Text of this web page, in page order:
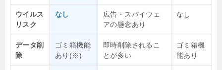
ウイルス
リスク
なし
広告・スパイウェ
アの懸念あり
なし
データ削
除
ゴミ箱機能
あり(※)
即時削除されるこ
とが多い
ゴミ箱機
能あり